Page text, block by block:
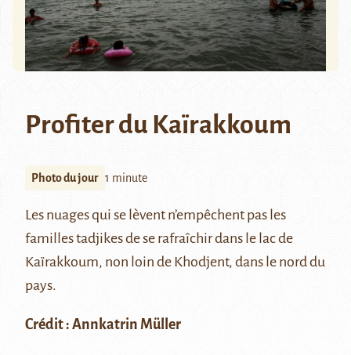
Profiter du Kaïrakkoum
Photo du jour 1 minute
Les nuages qui se lèvent n’empêchent pas les
familles tadjikes de se rafraîchir dans le lac de
Kaïrakkoum, non loin de Khodjent, dans le nord du
pays.
Crédit : Annkatrin Müller